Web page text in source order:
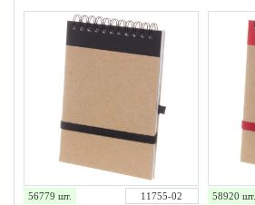
56779 шт. 11755-02 58920 шт.